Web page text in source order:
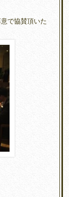
で協賛頂いた